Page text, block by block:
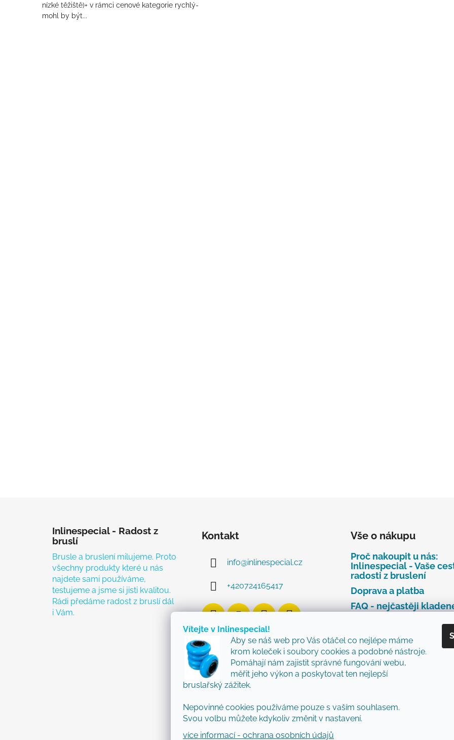
Vítejte v Inlinespecial!
Aby se náš web pro Vás otáčel co nejlépe máme
krom koleček i soubory cookies a podobné nástroje.
Pomáhají nám zajistit správné fungování webu,
měřit jeho výkon a poskytovat ten nejlepší
bruslařský zážitek.
Nepovinné cookies používáme pouze s vaším souhlasem.
Svou volbu můžete kdykoliv změnit v nastavení.
více informací - ochrana osobních údajů
nízké těžiště)+ v rámci cenové kategorie rychlý-
mohl by být...
Inlinespecial - Radost z
bruslí
Brusle a bruslení milujeme. Proto
všechny produkty které u nás
najdete sami používáme,
testujeme a jsme si jisti kvalitou.
Rádi předáme radost z bruslí dál
i Vám.
Kontakt
info@inlinespecial.cz
+420724165417
Vše o nákupu
Proč nakoupit u nás:
Inlinespecial - Vaše
radosti z bruslení
Doprava a platba
FAQ - nejčastěji
Najdete u nás tyto
Zásady ochrany
údajů
Obchodní podmínky
nebo výměnu zboží